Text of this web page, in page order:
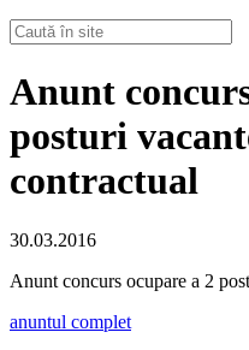
Anunt
posturi
contractual
30.03.2016
Anunt concurs ocupare a 2
anuntul complet